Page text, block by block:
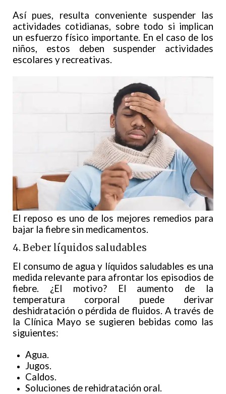
Así pues, resulta conveniente suspender las
actividades cotidianas, sobre todo si implican
un esfuerzo físico importante. En el caso de los
niños, estos deben suspender actividades
escolares y recreativas.
El reposo es uno de los mejores remedios para
bajar la fiebre sin medicamentos.
4. Beber líquidos saludables
El consumo de agua y líquidos saludables es una
medida relevante para afrontar los episodios de
fiebre. ¿El motivo? El aumento de la
temperatura corporal puede derivar
deshidratación o pérdida de fluidos. A través de
la Clínica Mayo se sugieren bebidas como las
siguientes:
Agua.
Jugos.
Caldos.
Soluciones de rehidratación oral.